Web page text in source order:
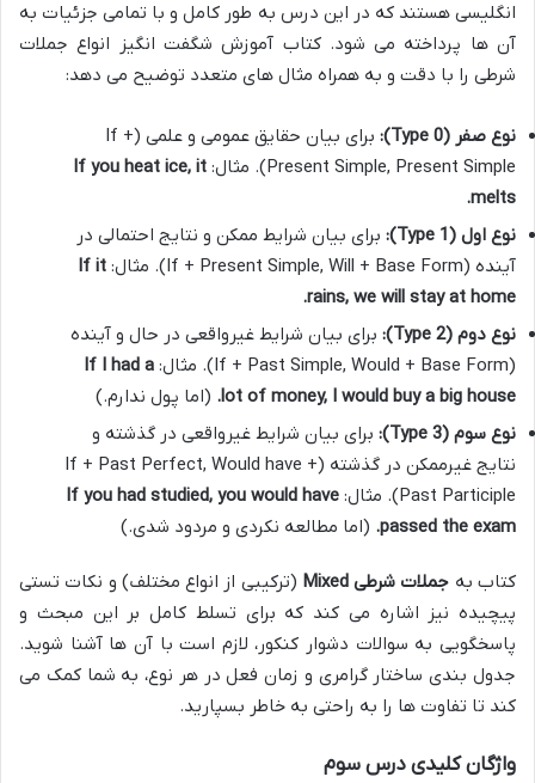
انگلیسی هستند که در این درس به طور کامل و با تمامی جزئیات به
آن ها پرداخته می شود. کتاب آموزش شگفت انگیز انواع جملات
شرطی را با دقت و به همراه مثال های متعدد توضیح می دهد:
نوع صفر (Type 0):
برای بیان حقایق عمومی و علمی (If +
Present Simple, Present Simple). مثال:
If you heat ice, it
melts.
نوع اول (Type 1):
برای بیان شرایط ممکن و نتایج احتمالی در
آینده (If + Present Simple, Will + Base Form). مثال:
If it
rains, we will stay at home.
نوع دوم (Type 2):
برای بیان شرایط غیرواقعی در حال و آینده
(If + Past Simple, Would + Base Form). مثال:
If I had a
lot of money, I would buy a big house. (اما پول ندارم.)
نوع سوم (Type 3):
برای بیان شرایط غیرواقعی در گذشته و
نتایج غیرممکن در گذشته (If + Past Perfect, Would have +
Past Participle). مثال:
If you had studied, you would have
passed the exam. (اما مطالعه نکردی و مردود شدی.)
کتاب به جملات شرطی Mixed
(ترکیبی از انواع مختلف) و نکات تستی
پیچیده نیز اشاره می کند که برای تسلط کامل بر این مبحث و
پاسخگویی به سوالات دشوار کنکور، لازم است با آن ها آشنا شوید.
جدول بندی ساختار گرامری و زمان فعل در هر نوع، به شما کمک می
کند تا تفاوت ها را به راحتی به خاطر بسپارید.
واژگان کلیدی درس سوم